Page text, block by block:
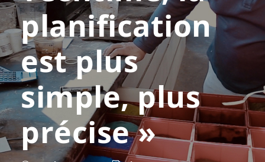
planification
est plus
simple, plus
précise »